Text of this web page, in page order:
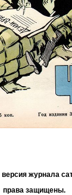
версия журнала
права защищены.